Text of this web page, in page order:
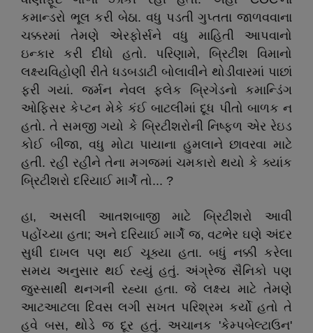
કમાન્ડરો ભૂલ કરી બેઠા. વધુ પડતી ગુપ્તતા જાળવવાના
ચક્કરમાં તેમણે એરફોર્સને વધુ માહિતી આપવાનો
ઇન્કાર કરી દીધો હતો. પરિણામે, બ્રિટીશ વિમાનો
લક્ષ્યવિહોણી રીતે ધડબડાટી બોલાવીને થોડીવારમાં પાછાં
ફરી ગયાં. જર્મન નેવલ ફ્લેક બ્રિગેડનો કમાન્ડિંગ
ઓફિસર કેપ્ટન મેકે કંઈ બાટલીમાં દૂધ પીતો બાળક ન
હતો. તે સમજી ગયો કે બ્રિટીશરોની નિષ્ફળ એર રેઇડ
કોઈ બીજા, વધુ મોટા પાયાના હુમલાને છાવરવા માટે
હતી. રહી રહીને તેના મગજમાં ચમકારો થયો કે ક્યાંક
બ્રિટીશરો દરિયાઈ માર્ગે તો... ?
હા, અસલી આતશબાજી માટે બ્રિટીશરો આવી
પહોંચ્યા હતા; અને દરિયાઈ માર્ગે જ, વટભેર ઘણે અંદર
સુધી દાખલ પણ થઈ ચૂક્યા હતા. બધું નક્કી કરેલા
સમય અનુસાર થઈ રહ્યું હતું. અંગ્રેજ સૈનિકો પણ
જુસ્સાથી થનગની રહ્યા હતા. જે લક્ષ્ય માટે તેમણે
આટઆટલા દિવસ લગી સખત પરિશ્રમ કર્યો હતો તે
હવે બસ, થોડે જ દૂર હતું. અચાનક 'કેમ્પબેલ્ટાઉન'